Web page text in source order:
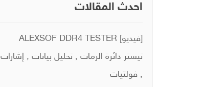
احدث المقالات
[فيديو] ALEXSOF DDR4 TESTER
تيستر دائرة الرمات , تحليل بيانات , إشارات
, فولتيات